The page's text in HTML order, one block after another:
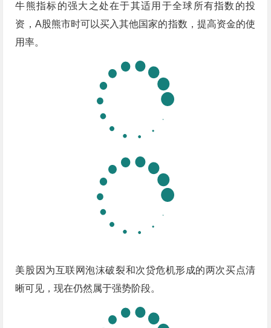
牛熊指标的强大之处在于其适用于全球所有指数的投
资，A股熊市时可以买入其他国家的指数，提高资金的使
用率。
美股因为互联网泡沫破裂和次贷危机形成的两次买点清
晰可见，现在仍然属于强势阶段。